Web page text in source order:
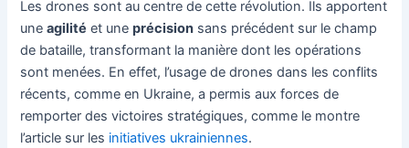
Les drones sont au centre de cette révolution. Ils apportent
uneagilité et uneprécision sans précédent sur le champ
de bataille, transformant la manière dont les opérations
sont menées. En effet, l’usage de drones dans les conflits
récents, comme en Ukraine, a permis aux forces de
remporter des victoires stratégiques, comme le montre
l’article sur les initiatives ukrainiennes.